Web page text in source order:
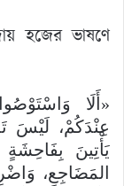
হজের ভাষণে
«أَلَا
عِنْدَكُمْ، لَيْسَ
يَأْتِينَ
المَضَاجِعِ،